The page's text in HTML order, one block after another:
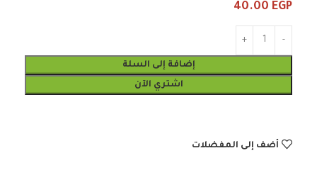
40.00 EGP
إضافة إلى السلة
اشتري الآن
أضف إلى المفضلات